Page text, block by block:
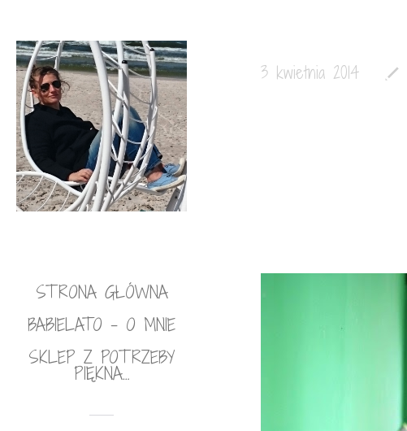
STRONA GŁÓWNA
BABIELATO – O MNIE
SKLEP Z POTRZEBY
PIĘKNA…
3 kwietnia 2014